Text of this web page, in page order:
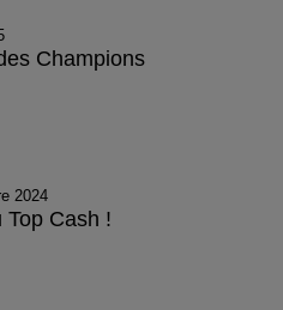
Champions
2024
Top Cash !